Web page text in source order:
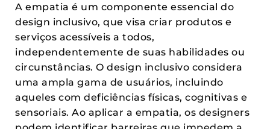
A empatia é um componente essencial do
design inclusivo, que visa criar produtos e
serviços acessíveis a todos,
independentemente de suas habilidades ou
circunstâncias. O design inclusivo considera
uma ampla gama de usuários, incluindo
aqueles com deficiências físicas, cognitivas e
sensoriais. Ao aplicar a empatia, os designers